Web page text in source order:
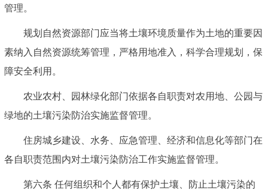
管理。
规划自然资源部门应当将土壤环境质量作为土地的重要因
素纳入自然资源统筹管理，严格用地准入，科学合理规划，保
障安全利用。
农业农村、园林绿化部门依据各自职责对农用地、公园与
绿地的土壤污染防治实施监督管理。
住房城乡建设、水务、应急管理、经济和信息化等部门在
各自职责范围内对土壤污染防治工作实施监督管理。
第六条 任何组织和个人都有保护土壤、防止土壤污染的